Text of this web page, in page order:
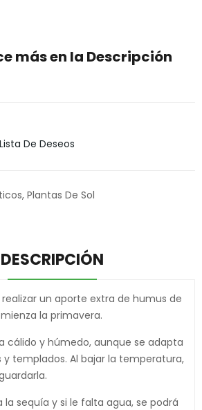
más en la Descripción
De Deseos
, Plantas De Sol
DESCRIPCIÓN
un aporte extra de humus de
la primavera.
cálido y húmedo, aunque se adapta
templados. Al bajar la temperatura,
la sequía y si le falta agua, se podrá